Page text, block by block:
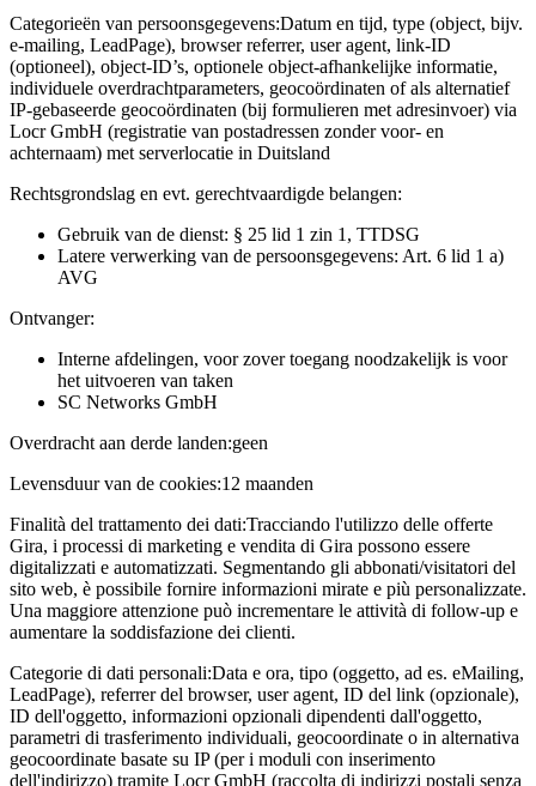
Categorieën van persoonsgegevens:Datum en tijd, type (object, bijv.
e-mailing, LeadPage), browser referrer, user agent, link-ID
(optioneel), object-ID’s, optionele object-afhankelijke informatie,
individuele overdrachtparameters, geocoördinaten of als alternatief
IP-gebaseerde geocoördinaten (bij formulieren met adresinvoer) via
Locr GmbH (registratie van postadressen zonder voor- en
achternaam) met serverlocatie in Duitsland
Rechtsgrondslag en evt. gerechtvaardigde belangen:
Gebruik van de dienst: § 25 lid 1 zin 1, TTDSG
Latere verwerking van de persoonsgegevens: Art. 6 lid 1 a)
AVG
Ontvanger:
Interne afdelingen, voor zover toegang noodzakelijk is voor
het uitvoeren van taken
SC Networks GmbH
Overdracht aan derde landen:geen
Levensduur van de cookies:12 maanden
Finalità del trattamento dei dati:Tracciando l'utilizzo delle offerte
Gira, i processi di marketing e vendita di Gira possono essere
digitalizzati e automatizzati. Segmentando gli abbonati/visitatori del
sito web, è possibile fornire informazioni mirate e più personalizzate.
Una maggiore attenzione può incrementare le attività di follow-up e
aumentare la soddisfazione dei clienti.
Categorie di dati personali:Data e ora, tipo (oggetto, ad es. eMailing,
LeadPage), referrer del browser, user agent, ID del link (opzionale),
ID dell'oggetto, informazioni opzionali dipendenti dall'oggetto,
parametri di trasferimento individuali, geocoordinate o in alternativa
geocoordinate basate su IP (per i moduli con inserimento
dell'indirizzo) tramite Locr GmbH (raccolta di indirizzi postali senza